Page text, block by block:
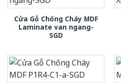
Cửa Gỗ Chống Cháy MDF
Laminate van ngang-
SGD